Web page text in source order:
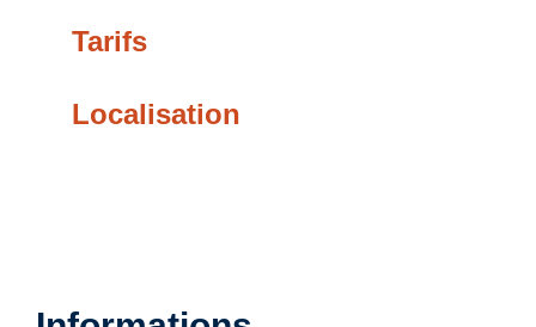
Tarifs
Localisation